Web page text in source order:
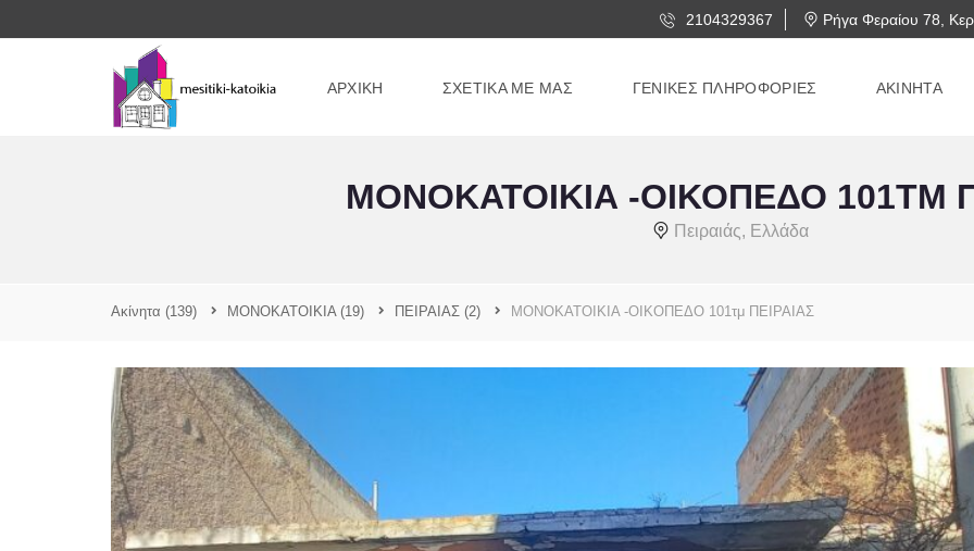
2104329367 Ρήγα Φεραίου 78,
ΑΡΧΙΚΗ ΣΧΕΤΙΚΑ ΜΕ ΜΑΣ ΓΕΝΙΚΕΣ ΠΛΗΡΟΦΟΡΙΕΣ ΑΚΙΝΗΤΑ
ΜΟΝΟΚΑΤΟΙΚΙΑ -ΟΙΚΟΠΕΔΟ 101ΤΜ
Πειραιάς, Ελλάδα
Ακίνητα (139) ΜΟΝΟΚΑΤΟΙΚΙΑ (19) ΠΕΙΡΑΙΑΣ (2) ΜΟΝΟΚΑΤΟΙΚΙΑ -ΟΙΚΟΠΕΔΟ 101τμ ΠΕΙΡΑΙΑΣ